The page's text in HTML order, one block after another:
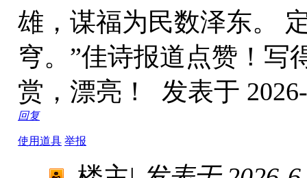
雄，谋福为民数泽东。
穹。”佳诗报道点赞！写
赏，漂亮！ 发表于
回复
使用道具 举报